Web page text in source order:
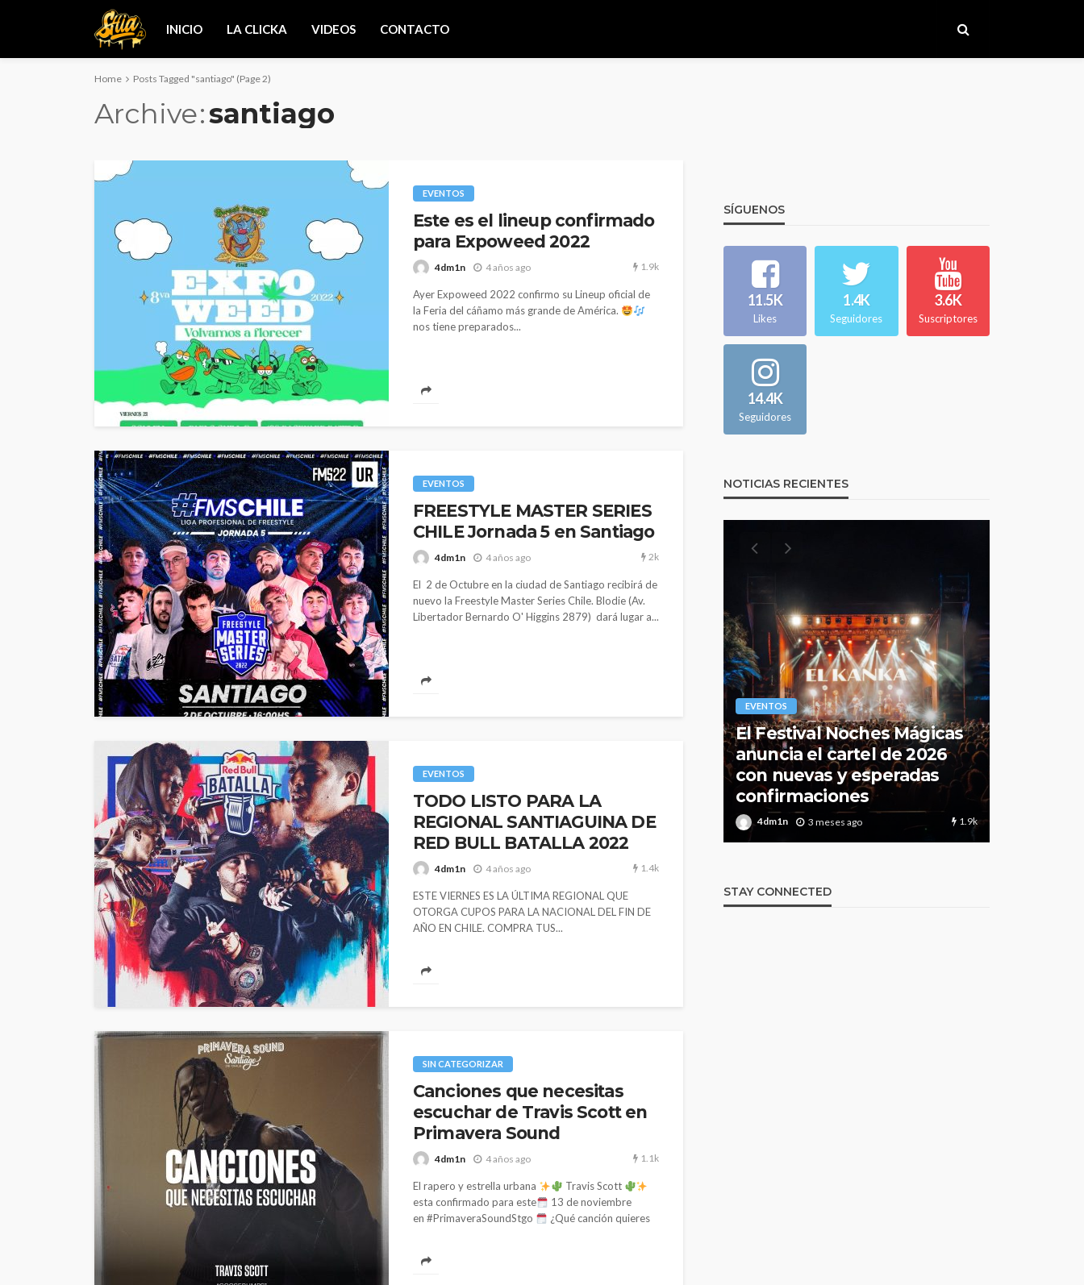
INICIO LA CLICKA VIDEOS CONTACTO
Home Posts Tagged "santiago" (Page 2)
Archive santiago
EVENTOS
Este es el lineup confirmado
para Expoweed 2022
4dm1n 4 años ago 1.9k
Ayer Expoweed 2022 confirmo su Lineup oficial de
la Feria del cáñamo más grande de América.
nos tiene preparados...
EVENTOS
FREESTYLE MASTER SERIES
CHILE Jornada 5 en Santiago
4dm1n 4 años ago 2k
El 2 de Octubre en la ciudad de Santiago recibirá de
nuevo la Freestyle Master Series Chile. Blodie (Av.
Libertador Bernardo O' Higgins 2879) dará lugar a...
EVENTOS
TODO LISTO PARA LA
REGIONAL SANTIAGUINA DE
RED BULL BATALLA 2022
4dm1n 4 años ago 1.4k
ESTE VIERNES ES LA ÚLTIMA REGIONAL QUE
OTORGA CUPOS PARA LA NACIONAL DEL FIN DE
AÑO EN CHILE. COMPRA TUS...
SIN CATEGORIZAR
Canciones que necesitas
escuchar de Travis Scott en
Primavera Sound
4dm1n 4 años ago 1.1k
El rapero y estrella urbana
Travis Scott
esta confirmado para este
13 de noviembre
en #PrimaveraSoundStgo
¿Qué canción quieres
SÍGUENOS
11.5K
Likes
1.4K
Seguidores
3.6K
Suscriptores
14.4K
Seguidores
NOTICIAS RECIENTES
EVENTOS
Vico C vuelve a Chile y
días de su concierto de este
23 de Mayo en Movistar
Arena
4dm1n 3 meses ago 320
Estocolmo
Molotov
4dm1n 2 meses ago
EVENTOS
El Festival Noches Mágicas
anuncia el cartel de 2026
con nuevas y esperadas
confirmaciones
4dm1n 3 meses ago 1.9k
STAY CONNECTED